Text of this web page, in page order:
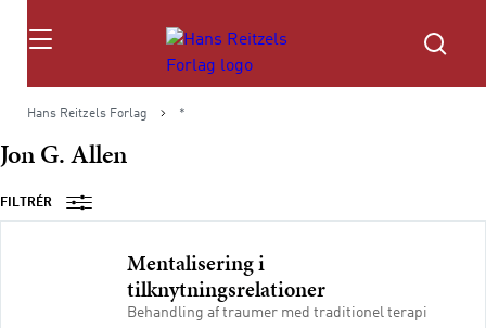
Søg
Hans Reitzels Forlag *
Jon G. Allen
FILTRÉR
Mentalisering i
tilknytningsrelationer
Behandling af traumer med traditionel terapi